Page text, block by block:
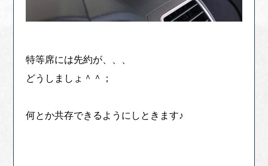
特等席には先約が、、、
どうしましょ＾＾；
何とか共存できるようにしときます♪